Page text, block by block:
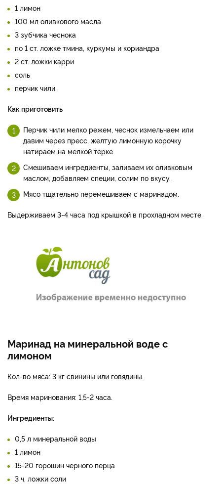
1 лимон
100 мл оливкового масла
3 зубчика чеснока
по 1 ст. ложке тмина, куркумы и кориандра
2 ст. ложки карри
соль
перчик чили.
Как приготовить
Перчик чили мелко режем, чеснок измельчаем или
давим через пресс, желтую лимонную корочку
натираем на мелкой терке.
Смешиваем ингредиенты, заливаем их оливковым
маслом, добавляем специи, солим по вкусу.
Мясо тщательно перемешиваем с маринадом.
Выдерживаем 3-4 часа под крышкой в прохладном месте.
Маринад на минеральной воде с
лимоном
Кол-во мяса: 3 кг свинины или говядины.
Время маринования: 1,5-2 часа.
Ингредиенты:
0,5 л минеральной воды
1 лимон
15-20 горошин черного перца
3 ч. ложки соли